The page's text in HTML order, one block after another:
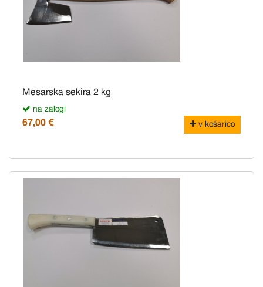
Mesarska sekira 2 kg
na zalogi
67,00 € v košarico